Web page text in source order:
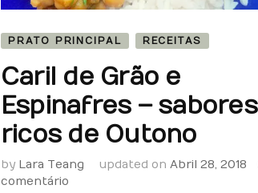
PRATO PRINCIPAL RECEITAS
Caril de Grão e
Espinafres – sabores
ricos de Outono
by Lara Teang updated on Abril 28, 2018
comentárioem